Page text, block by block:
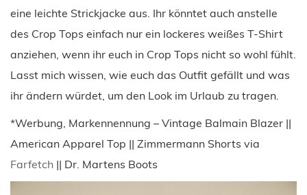
eine leichte Strickjacke aus. Ihr könntet auch anstelle
des Crop Tops einfach nur ein lockeres weißes T-Shirt
anziehen, wenn ihr euch in Crop Tops nicht so wohl fühlt.
Lasst mich wissen, wie euch das Outfit gefällt und was
ihr ändern würdet, um den Look im Urlaub zu tragen.
*Werbung, Markennennung – Vintage Balmain Blazer ||
American Apparel Top || Zimmermann Shorts via
Farfetch || Dr. Martens Boots